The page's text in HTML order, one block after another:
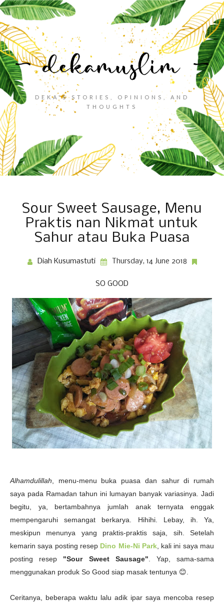
DEKA'S STORIES, OPINIONS, AND
THOUGHTS
Sour Sweet Sausage, Menu
Praktis nan Nikmat untuk
Sahur atau Buka Puasa
Diah Kusumastuti Thursday, 14 June 2018
SO GOOD
Alhamdulillah , menu-menu buka puasa dan sahur di rumah
saya pada Ramadan tahun ini lumayan banyak variasinya. Jadi
begitu, ya, bertambahnya jumlah anak ternyata enggak
mempengaruhi semangat berkarya. Hihihi. Lebay, ih. Ya,
meskipun menunya yang praktis-praktis saja, sih. Setelah
kemarin saya posting resep Dino Mie-Ni Park, kali ini saya mau
posting resep "Sour Sweet Sausage" . Yap, sama-sama
menggunakan produk So Good siap masak tentunya 😊.
Ceritanya, beberapa waktu lalu adik ipar saya mencoba resep